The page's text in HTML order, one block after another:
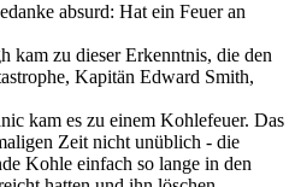
absurd: Hat ein Feuer an
kam zu dieser Erkenntnis, die den
Kapitän Edward Smith,
kam es zu einem Kohlefeuer. Das
Zeit nicht unüblich - die
Kohle einfach so lange in den